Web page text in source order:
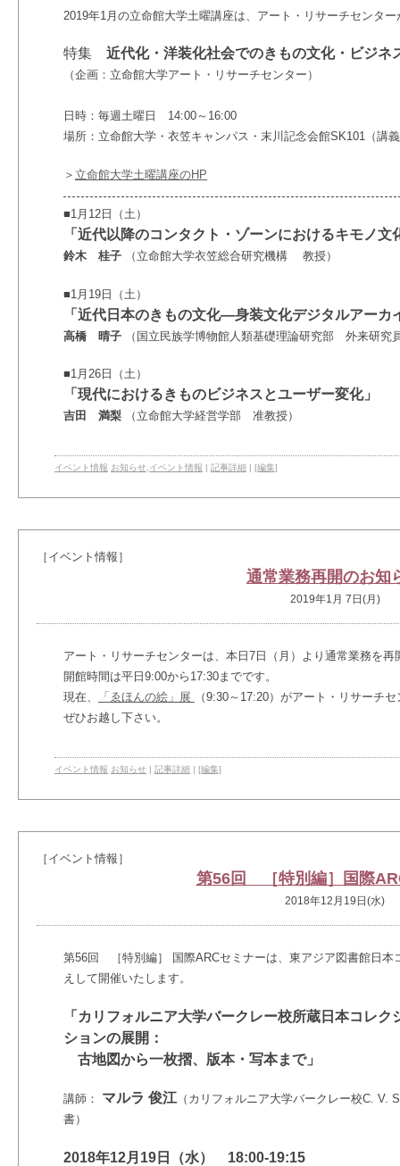
2019年1月の立命館大学土曜講座は、アート・リサーチセンタ
特集 近代化・洋装化社会でのきもの文化・ビジネ
（企画：立命館大学アート・リサーチセンター）
日時：毎週土曜日 14:00～16:00
場所：立命館大学・衣笠キャンパス・末川記念会館SK101（講
＞ 立命館大学土曜講座のHP
■1月12日（土）
「近代以降のコンタクト・ゾーンにおけるキモノ文
鈴木 桂子 （立命館大学衣笠総合研究機構 教授）
■1月19日（土）
「近代日本のきもの文化―身装文化デジタルアーカ
高橋 晴子 （国立民族学博物館人類基礎理論研究部 外来研究
■1月26日（土）
「現代におけるきものビジネスとユーザー変化」
吉田 満梨 （立命館大学経営学部 准教授）
イベント情報 お知らせ イベント情報 | 記事詳細 | [編集]
［イベント情報］
通常業務再開のお知
2019年1月 7日(月)
アート・リサーチセンターは、本日7日（月）より通常業務を再
開館時間は平日9:00から17:30までです。
現在、
「ゑほんの絵」展
（9:30～17:20）がアート・リサーチ
ぜひお越し下さい。
イベント情報 お知らせ | 記事詳細 | [編集]
［イベント情報］
第56回 ［特別編］国際
2018年12月19日(水)
第56回 ［特別編］ 国際ARCセミナーは、東アジア図書館日
えして開催いたします。
「カリフォルニア大学バークレー校所蔵日本コレ
ションの展開：
古地図から一枚摺、版本・写本まで」
講師： マルラ 俊江（カリフォルニア大学バークレー校C. V.
書）
2018年12月19日（水） 18:00-19:15